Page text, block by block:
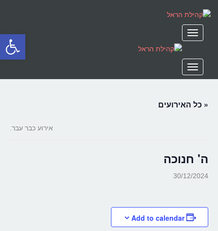
תפריט
תפריט
« כל האירועים
אירוע כבר עבר.
ה' חנוכה
30/12/2024
Add to calendar
פתח